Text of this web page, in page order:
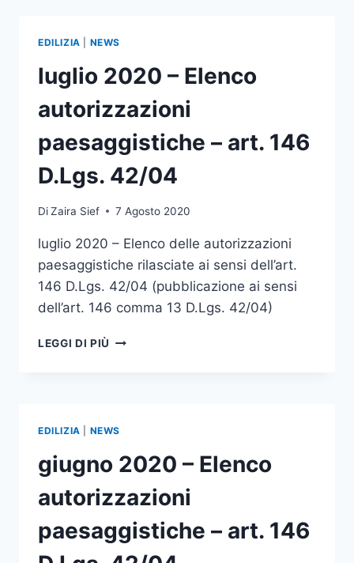
EDILIZIA NEWS
luglio 2020 – Elenco
autorizzazioni
paesaggistiche – art. 146
D.Lgs. 42/04
DiZaira Sief 7 Agosto 2020
luglio 2020 – Elenco delle autorizzazioni
paesaggistiche rilasciate ai sensi dell’art.
146 D.Lgs. 42/04 (pubblicazione ai sensi
dell’art. 146 comma 13 D.Lgs. 42/04)
LEGGI DI PIÙ LUGLIO
ART.
146
42/04
EDILIZIA NEWS
giugno 2020 – Elenco
autorizzazioni
paesaggistiche – art. 146